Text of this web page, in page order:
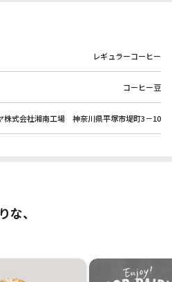
レギュラーコーヒー
コーヒー豆
株式会社湘南工場 神奈川県平塚市堤町3－10
な、